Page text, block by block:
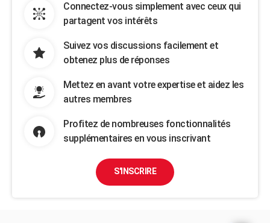
Connectez-vous simplement avec ceux qui
partagent vos intérêts
Suivez vos discussions facilement et
obtenez plus de réponses
Mettez en avant votre expertise et aidez les
autres membres
Profitez de nombreuses fonctionnalités
supplémentaires en vous inscrivant
S'INSCRIRE